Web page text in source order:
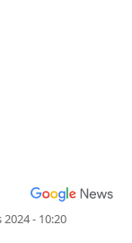
- 10:20